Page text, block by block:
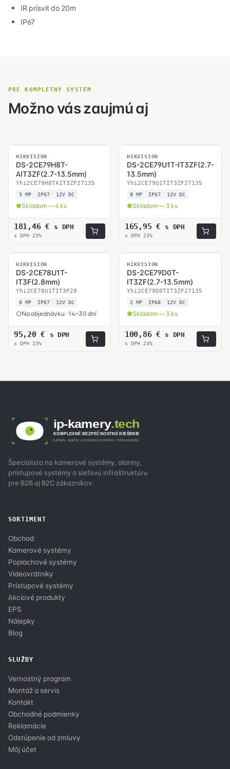
IR prísvit do 20m
IP67
PRE KOMPLETNÝ SYSTÉM
Možno vás zaujmú aj
SKLADOM
HIKVISION
DS-2CE79H8T-
AIT3ZF(2.7-13.5mm)
Yhi2CE79H8TAIT3ZF27135
5 MP IP67 12V DC
Skladom — 4 ks
181,46 € s DPH
s DPH 23%
SKLADOM
HIKVISION
DS-2CE79U1T-IT3ZF(2.7-
13.5mm)
Yhi2CE79U1TIT3ZF27135
8 MP IP67 12V DC
Skladom — 3 ks
165,95 € s DPH
s DPH 23%
HIKVISION
DS-2CE78U1T-
IT3F(2.8mm)
Yhi2CE78U1TIT3F28
8 MP IP67 12V DC
Na objednávku · 14–30 dní
95,20€ s DPH
s DPH 23%
SKLADOM
HIKVISION
DS-2CE79D0T-
IT3ZF(2.7-13.5mm)
Yhi2CE79D0TIT3ZF27135
2 MP IP68 12V DC
Skladom — 3 ks
100,86 € s DPH
s DPH 23%
ip-kamery.tech
KOMPLEXNÉ BEZPEČNOSTNÉ RIEŠENIE
kamery · alarmy · prístupové systémy · sieťové prvky
Špecialista na kamerové systémy, alarmy,
prístupové systémy a sieťovú infraštruktúru
pre B2B aj B2C zákazníkov.
SORTIMENT
Obchod
Kamerové systémy
Poplachové systémy
Videovrátniky
Prístupové systémy
Akciové produkty
EPS
Nálepky
Blog
SLUŽBY
Vernostný program
Montáž a servis
Kontakt
Obchodné podmienky
Reklamácie
Odstúpenie od zmluvy
Môj účet